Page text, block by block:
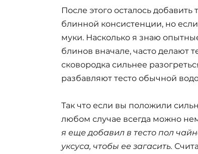
После этого осталось
блинной консистенции, но если
муки. Насколько я знаю
блинов вначале, часто делают
сковородка сильнее
разбавляют тесто обычной
Так что если вы положили
любом случае всегда можно
я еще добавил в тесто пол
уксуса, чтобы ее загасить.